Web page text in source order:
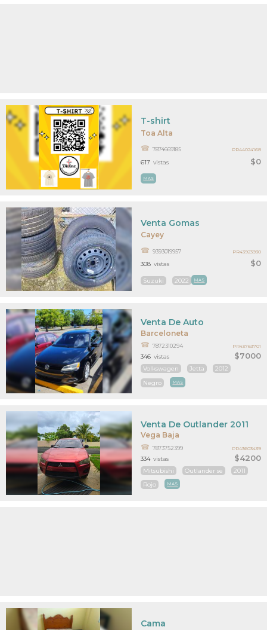
Toa Alta
$0
T-shirt
7874669185
MAS
617 vistas
PR44024168
Cayey
$0
Venta Gomas
9393019957
Suzuki 2022 MAS
308 vistas
PR43923930
Barceloneta
$7000
Venta De Auto
7872310294
Volkswagen Jetta
2012
Negro
MAS
346 vistas
PR43763701
Vega Baja
$4200
Venta De Outlander 2011
7873752399
Mitsubishi Outlander se
2011
Rojo
MAS
334 vistas
PR43603439
Cama